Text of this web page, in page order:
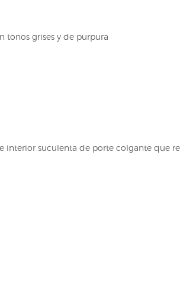
tonos grises y de purpura
interior suculenta de porte colgante que